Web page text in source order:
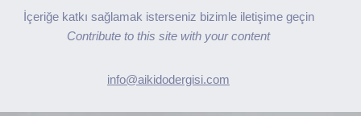
İçeriğe katkı sağlamak isterseniz bizimle iletişime geçin
Contribute to this site with your content
info@aikidodergisi.com